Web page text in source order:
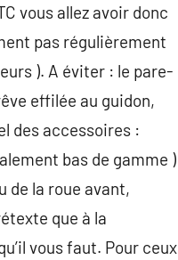
vous allez avoir donc
pas régulièrement
). A éviter : le pare-
effilée au guidon,
des accessoires :
bas de gamme )
de la roue avant,
que à la
vous faut. Pour ceux